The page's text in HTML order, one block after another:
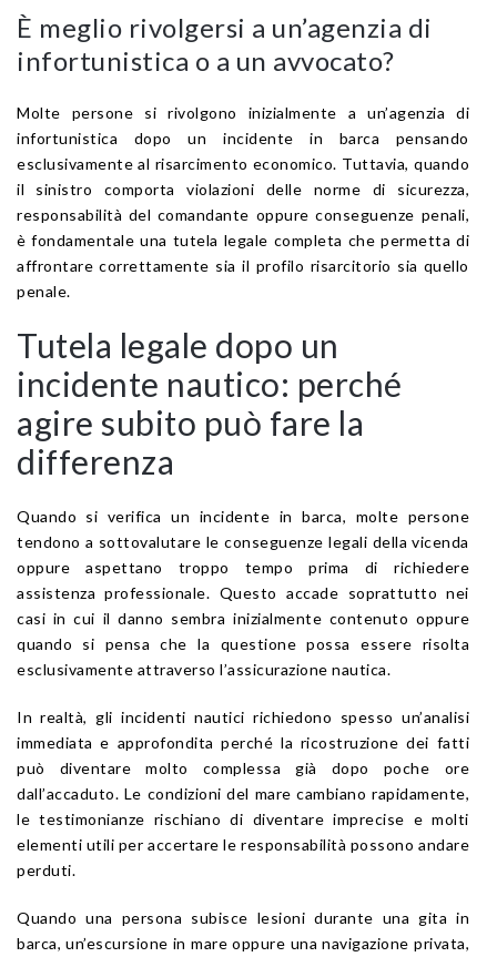
È meglio rivolgersi a un’agenzia di
infortunistica o a un avvocato?
Molte persone si rivolgono inizialmente a un’agenzia di
infortunistica dopo un incidente in barca pensando
esclusivamente al risarcimento economico. Tuttavia, quando
il sinistro comporta violazioni delle norme di sicurezza,
responsabilità del comandante oppure conseguenze penali,
è fondamentale una tutela legale completa che permetta di
affrontare correttamente sia il profilo risarcitorio sia quello
penale.
Tutela legale dopo un
incidente nautico: perché
agire subito può fare la
differenza
Quando si verifica un incidente in barca, molte persone
tendono a sottovalutare le conseguenze legali della vicenda
oppure aspettano troppo tempo prima di richiedere
assistenza professionale. Questo accade soprattutto nei
casi in cui il danno sembra inizialmente contenuto oppure
quando si pensa che la questione possa essere risolta
esclusivamente attraverso l’assicurazione nautica.
In realtà, gli incidenti nautici richiedono spesso un’analisi
immediata e approfondita perché la ricostruzione dei fatti
può diventare molto complessa già dopo poche ore
dall’accaduto. Le condizioni del mare cambiano rapidamente,
le testimonianze rischiano di diventare imprecise e molti
elementi utili per accertare le responsabilità possono andare
perduti.
Quando una persona subisce lesioni durante una gita in
barca, un’escursione in mare oppure una navigazione privata,